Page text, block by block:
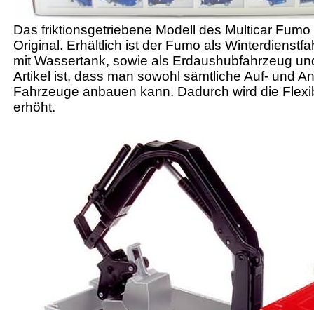
Das friktionsgetriebene Modell des Multicar
Original. Erhältlich ist der Fumo als
mit Wassertank, sowie als Erdaushubfahrzeug
Artikel ist, dass man sowohl sämtliche Auf- und
Fahrzeuge anbauen kann. Dadurch wird die
erhöht.